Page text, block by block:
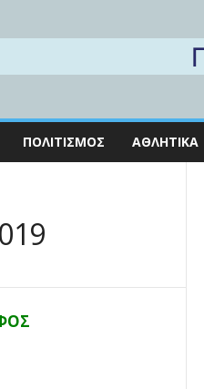
ΠΟΛΙΤΙΣΜΌΣ ΑΘΛΗΤΙΚΆ